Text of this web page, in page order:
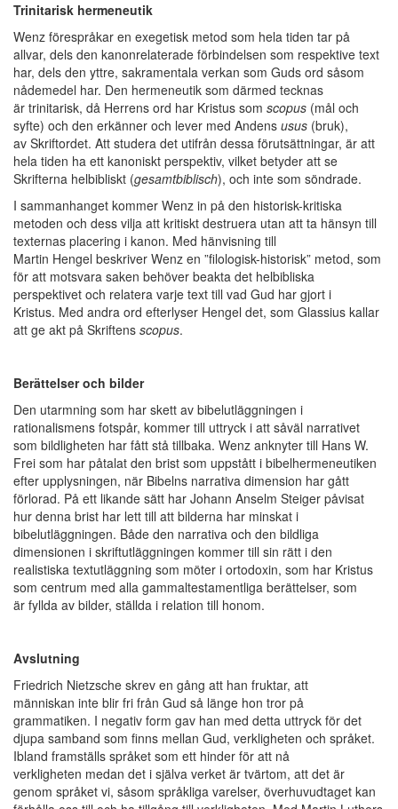
Trinitarisk hermeneutik
Wenz förespråkar en exegetisk metod som hela tiden tar på
allvar, dels den kanonrelaterade förbindelsen som respektive text
har, dels den yttre, sakramentala verkan som Guds ord såsom
nådemedel har. Den hermeneutik som därmed tecknas
är trinitarisk, då Herrens ord har Kristus som scopus (mål och
syfte) och den erkänner och lever med Andens usus (bruk),
av Skriftordet. Att studera det utifrån dessa förutsättningar, är att
hela tiden ha ett kanoniskt perspektiv, vilket betyder att se
Skrifterna helbibliskt (gesamtbiblisch), och inte som söndrade.
I sammanhanget kommer Wenz in på den historisk-kritiska
metoden och dess vilja att kritiskt destruera utan att ta hänsyn till
texternas placering i kanon. Med hänvisning till
Martin Hengel beskriver Wenz en ”filologisk-historisk” metod, som
för att motsvara saken behöver beakta det helbibliska
perspektivet och relatera varje text till vad Gud har gjort i
Kristus. Med andra ord efterlyser Hengel det, som Glassius kallar
att ge akt på Skriftens scopus.
Berättelser och bilder
Den utarmning som har skett av bibelutläggningen i
rationalismens fotspår, kommer till uttryck i att såväl narrativet
som bildligheten har fått stå tillbaka. Wenz anknyter till Hans W.
Frei som har påtalat den brist som uppstått i bibelhermeneutiken
efter upplysningen, när Bibelns narrativa dimension har gått
förlorad. På ett likande sätt har Johann Anselm Steiger påvisat
hur denna brist har lett till att bilderna har minskat i
bibelutläggningen. Både den narrativa och den bildliga
dimensionen i skriftutläggningen kommer till sin rätt i den
realistiska textutläggning som möter i ortodoxin, som har Kristus
som centrum med alla gammaltestamentliga berättelser, som
är fyllda av bilder, ställda i relation till honom.
Avslutning
Friedrich Nietzsche skrev en gång att han fruktar, att
människan inte blir fri från Gud så länge hon tror på
grammatiken. I negativ form gav han med detta uttryck för det
djupa samband som finns mellan Gud, verkligheten och språket.
Ibland framställs språket som ett hinder för att nå
verkligheten medan det i själva verket är tvärtom, att det är
genom språket vi, såsom språkliga varelser, överhuvudtaget kan